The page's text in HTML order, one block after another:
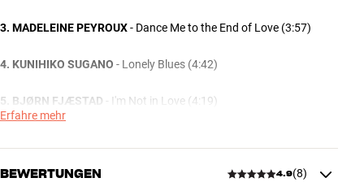
3. MADELEINE PEYROUX- Dance Me to the End of Love (3:57)
4. KUNIHIKO SUGANO - Lonely Blues (4:42)
5. BJØRN FJÆSTAD - I'm Not in Love (4:19)
7. TINGSEK- Maggie and Al (4:56)
Erfahre mehr
BEWERTUNGEN 4.9(8)